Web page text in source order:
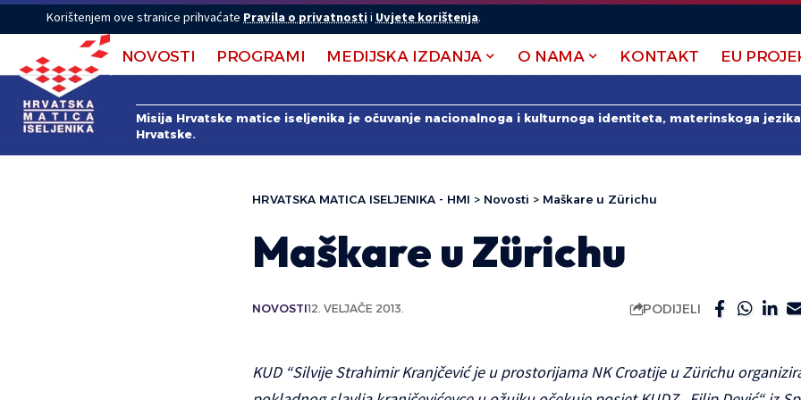
Korištenjem ove stranice prihvaćate Pravila o privatnostii Uvjete korištenja.
NOVOSTI PROGRAMI MEDIJSKA IZDANJA O NAMA KONTAKT EU
Misija Hrvatske matice iseljenika je očuvanje nacionalnoga i kulturnoga identiteta, materinskoga
Hrvatske.
HRVATSKA MATICA ISELJENIKA - HMI > Novosti > Maškare u Zürichu
Maškare u Zürichu
NOVOSTI12. VELJAČE 2013. PODIJELI
KUD “Silvije Strahimir Kranjčević je u prostorijama NK Croatije u Zürichu